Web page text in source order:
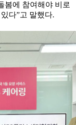
봄에 참여해야 비로
다”고 말했다.